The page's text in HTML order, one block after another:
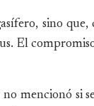
sino
El
mencionó si